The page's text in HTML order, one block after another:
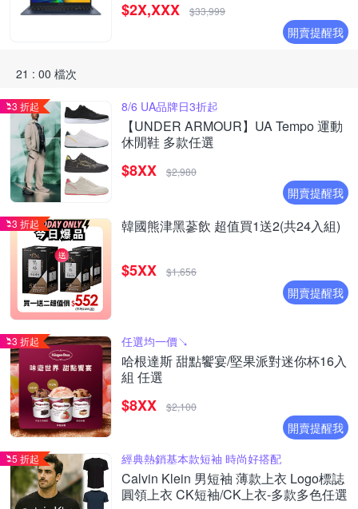
$2X,XXX $33,999
開賣提醒我
21 : 00 檔次
3 折起 8/6 UA品牌日3折起
【UNDER ARMOUR】UA Tempo 運動
休閒鞋 多款任選
$8XX $2,980
開賣提醒我
3 折起 韓國熊津黑蔘飲 超值買1送2(共24入組)
$5XX $1,656
開賣提醒我
3 折起 任選均一價↘︎
哈根達斯 甜點饗宴/堅果派對迷你杯16入
組 任選
$8XX $2,100
開賣提醒我
5 折起 經典熱銷基本款短袖 時尚好搭配
Calvin Klein 男短袖 薄款上衣 Logo標誌
圓領上衣 CK短袖/CK上衣-多款多色任選